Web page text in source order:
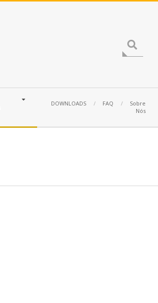
DOWNLOADS FAQ
Sobre
Nós